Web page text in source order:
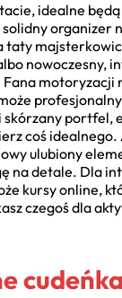
idealne
organizer
nowoczesny,
portfel,
coś
ulubiony
na detale. Dla
kursy online,
czegoś dla